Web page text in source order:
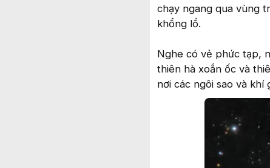
chạy ngang qua vùng
khổng lồ.
Nghe có vẻ phức tạp,
thiên hà xoắn ốc và
nơi các ngôi sao và